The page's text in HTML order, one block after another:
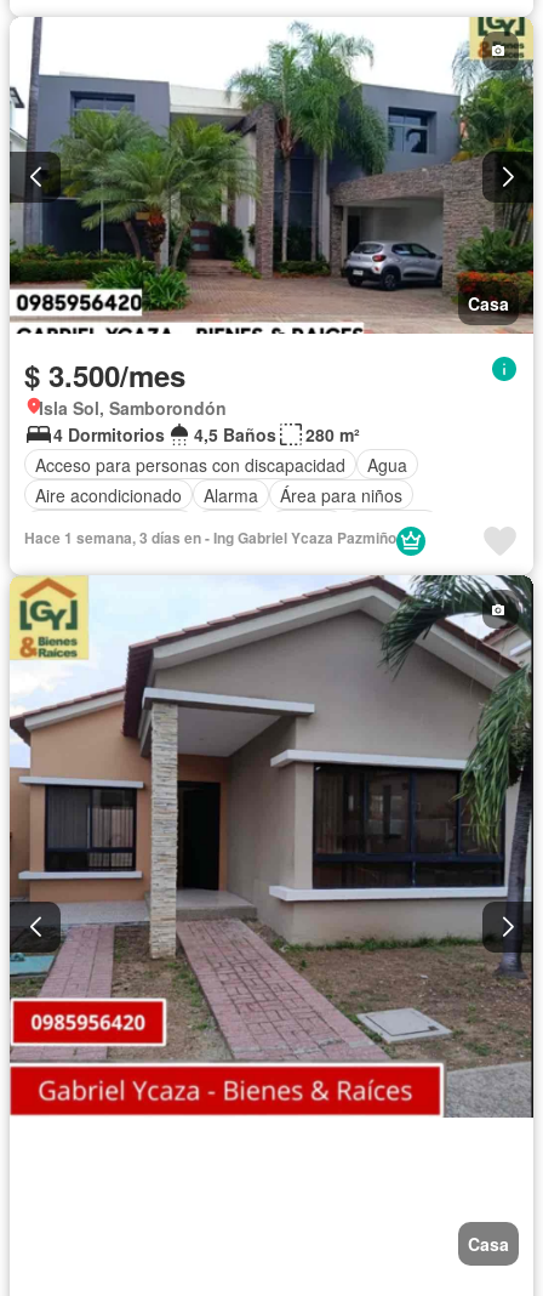
Casa
$ 3.500/mes
Isla Sol, Samborondón
4 Dormitorios
4,5 Baños
280 m²
Acceso para personas con discapacidad
Agua
Aire acondicionado
Alarma
Área para niños
Biblioteca
Cocina equipada
Cuarto de servicio
Electricidad
Estacionamiento
Gimnasio
Garita de guardianía
Jacuzzi
Jardín Patio Piscina Conserje
Seguridad
Vista panorámica
Hace 1 semana, 3 días en - Ing Gabriel Ycaza Pazmiño
Casa